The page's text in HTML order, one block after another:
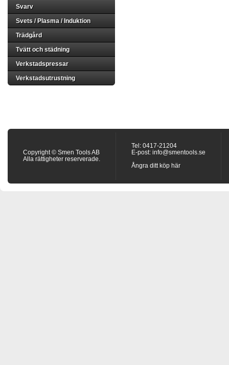
Svarv
Svets / Plasma / Induktion
Trädgård
Tvätt och städning
Verkstadspressar
Verkstadsutrustning
Copyright © Smen Tools AB
Alla rättigheter reserverade.
Tel: 0417-21204
E-post: info@smentools.se
Ångra ditt köp här